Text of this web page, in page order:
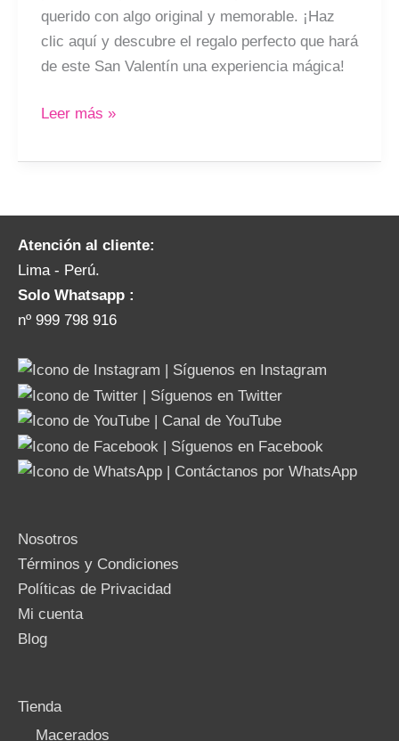
querido con algo original y memorable. ¡Haz
clic aquí y descubre el regalo perfecto que hará
de este San Valentín una experiencia mágica!
Leer más »
Atención al cliente:
Lima - Perú.
Solo Whatsapp :
nº 999 798 916
Nosotros
Términos y Condiciones
Políticas de Privacidad
Mi cuenta
Blog
Tienda
Macerados